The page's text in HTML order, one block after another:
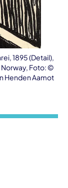
1895 (Detail),
Foto: ©
Henden Aamot